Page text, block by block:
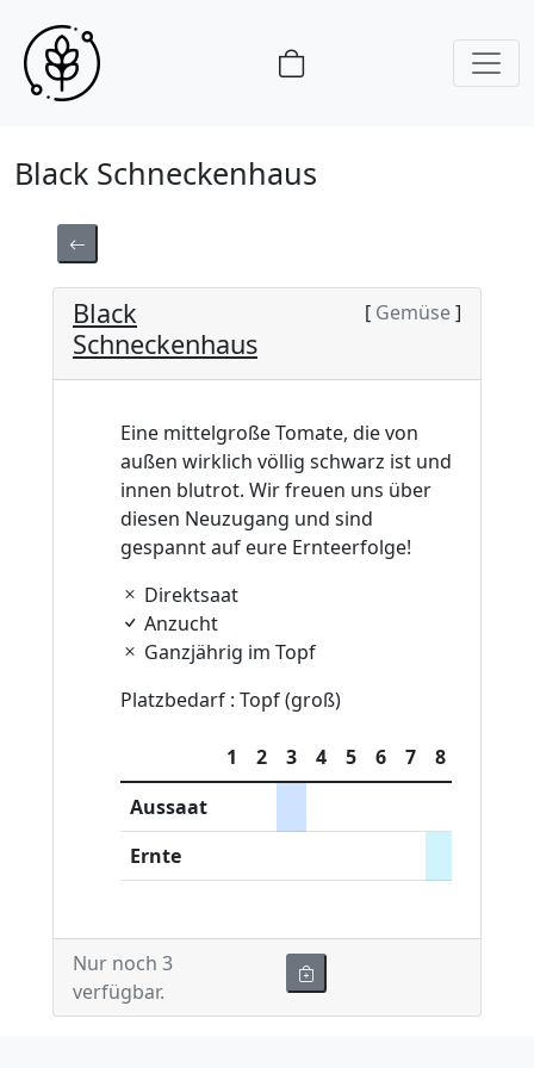
Black Schneckenhaus
Black
Schneckenhaus
[ Gemüse]
Eine mittelgroße Tomate, die von
außen wirklich völlig schwarz ist und
innen blutrot. Wir freuen uns über
diesen Neuzugang und sind
gespannt auf eure Ernteerfolge!
Direktsaat
Anzucht
Ganzjährig im Topf
Platzbedarf : Topf (groß)
1 2 3 4 5 6 7 8
Aussaat
Ernte
Nur noch 3
verfügbar.